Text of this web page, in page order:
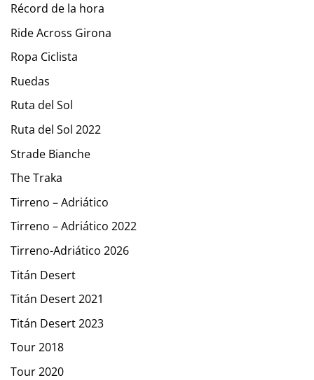
Récord de la hora
Ride Across Girona
Ropa Ciclista
Ruedas
Ruta del Sol
Ruta del Sol 2022
Strade Bianche
The Traka
Tirreno – Adriático
Tirreno – Adriático 2022
Tirreno-Adriático 2026
Titán Desert
Titán Desert 2021
Titán Desert 2023
Tour 2018
Tour 2020